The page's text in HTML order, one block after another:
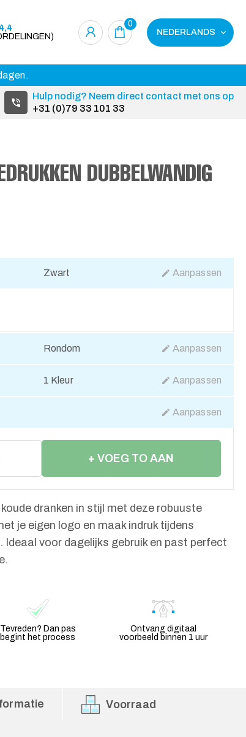
0
NEDERLANDS
Hulp nodig? Neem direct contact met ons op
+31 (0)79 33 101 33
DUBBELWANDIG
Zwart Aanpassen
Rondom Aanpassen
1 Kleur Aanpassen
Aanpassen
+ VOEG TO AAN
dranken in stijl met deze robuuste
je eigen logo en maak indruk tijdens
Ideaal voor dagelijks gebruik en past perfect
Tevreden? Dan pas
begint het process
Ontvang digitaal
voorbeeld binnen 1 uur
Voorraad